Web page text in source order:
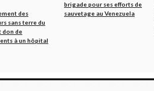
des
sans terre du
don de
à un hôpital
brigade pour ses efforts de
sauvetage au Venezuela